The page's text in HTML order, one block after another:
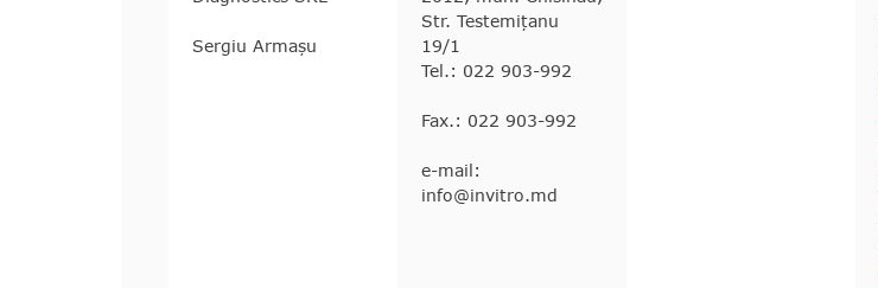
Sergiu Armașu
Str. Testemițanu
19/1
Tel.: 022 903-992
Fax.: 022 903-992
e-mail:
info@invitro.md